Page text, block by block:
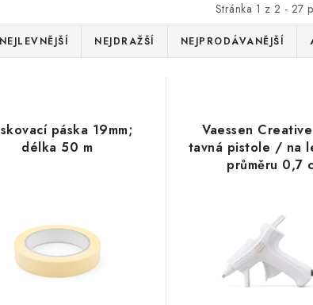
Stránka 1 z 2 - 27
NEJLEVNĚJŠÍ NEJDRAŽŠÍ NEJPRODÁVANĚJŠÍ
páska 19mm;
délka 50 m
Vaessen
tavná pistole / na
průměru 0,7